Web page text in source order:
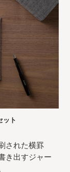
ット
された横罫
き出すジャー